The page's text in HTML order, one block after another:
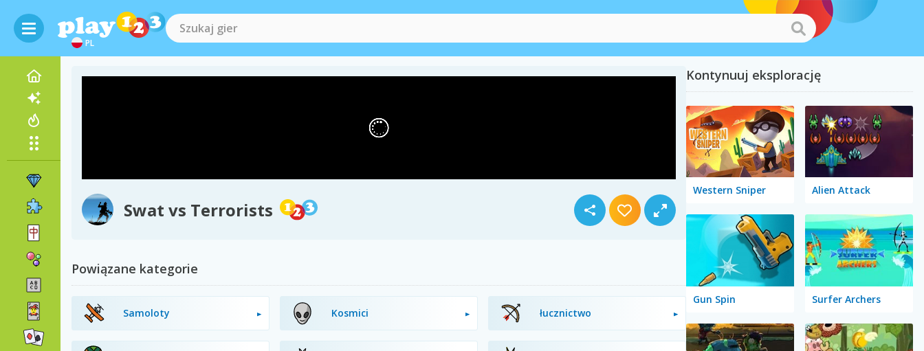
PL
Swat vs Terrorists
Powiązane kategorie
Samoloty Kosmici łucznictwo
Kontynuuj eksplorację
Western Sniper Alien Attack
Gun Spin Surfer Archers